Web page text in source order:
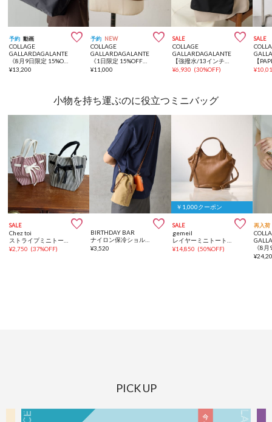
予約 動画 
COLLAGE
GALLARDAGALANTE
《8月9日限定 15%OFF》【強撥水/PC収納可◎】強撥水ワーキングトートバッグ
¥13,200
予約 NEW 
COLLAGE
GALLARDAGALANTE
《1日限定 15%OFF》リバーシブルパフィーショルダーバッグ
¥11,000
SALE 
COLLAGE
GALLARDAGALANTE
【強撥水/13インチ収納可◎】強撥水PCショルダーバッグ/PCケース
¥6,930 (30%OFF)
SALE
¥
小物を持ち運ぶのに役立つミニバッグ
SALE 
Chez toi
¥2,750 (37%OFF)

BIRTHDAY BAR
¥3,520
￥1,000クーポン
SALE 
gemeil
¥14,850 (50%OFF)
再入荷
¥
PICK UP